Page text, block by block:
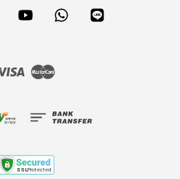
Instagram YouTube Whatsapp
Visa Master